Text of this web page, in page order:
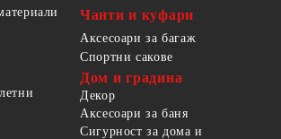
Чанти и куфари
Аксесоари за багаж
Спортни сакове
Дом и градина
Декор
Аксесоари за баня
Сигурност за дома и